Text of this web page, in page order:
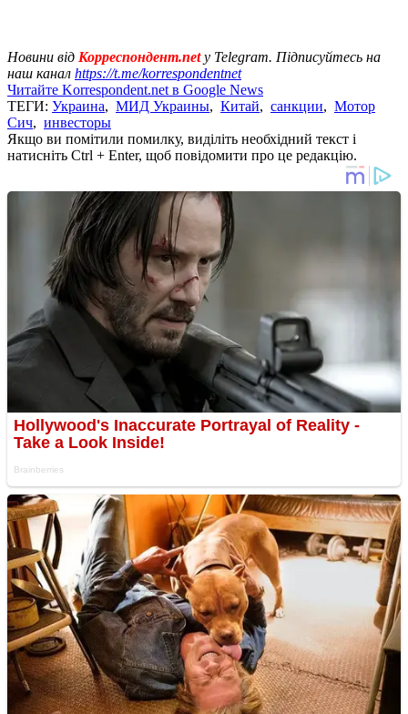
Новини від Корреспондент.netу Telegram. Підписуйтесь на
наш канал https://t.me/korrespondentnet
Читайте Korrespondent.net в Google News
ТЕГИ: Украина, МИД Украины, Китай, санкции, Мотор
Сич, инвесторы
Якщо ви помітили помилку, виділіть необхідний текст і
натисніть Ctrl + Enter, щоб повідомити про це редакцію.